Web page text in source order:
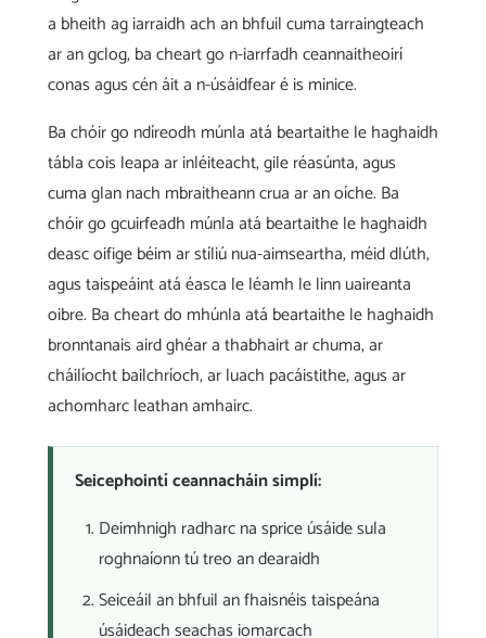
a bheith ag iarraidh ach an bhfuil cuma tarraingteach
ar an gclog, ba cheart go n-iarrfadh ceannaitheoirí
conas agus cén áit a n-úsáidfear é is minice.
Ba chóir go ndíreodh múnla atá beartaithe le haghaidh
tábla cois leapa ar inléiteacht, gile réasúnta, agus
cuma glan nach mbraitheann crua ar an oíche. Ba
chóir go gcuirfeadh múnla atá beartaithe le haghaidh
deasc oifige béim ar stíliú nua-aimseartha, méid dlúth,
agus taispeáint atá éasca le léamh le linn uaireanta
oibre. Ba cheart do mhúnla atá beartaithe le haghaidh
bronntanais aird ghéar a thabhairt ar chuma, ar
cháilíocht bailchríoch, ar luach pacáistithe, agus ar
achomharc leathan amhairc.
Seicephointí ceannacháin simplí:
Deimhnigh radharc na sprice úsáide sula
roghnaíonn tú treo an dearaidh
Seiceáil an bhfuil an fhaisnéis taispeána
úsáideach seachas iomarcach